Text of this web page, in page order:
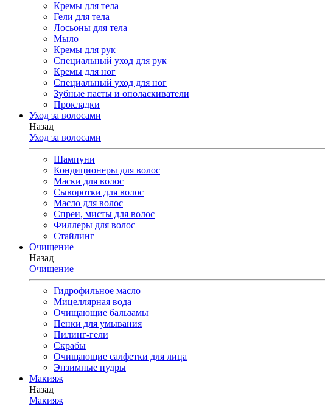
Кремы для тела
Гели для тела
Лосьоны для тела
Мыло
Кремы для рук
Специальный уход для рук
Кремы для ног
Специальный уход для ног
Зубные пасты и ополаскиватели
Прокладки
Уход за волосами
Назад
Уход за волосами
Шампуни
Кондиционеры для волос
Маски для волос
Сыворотки для волос
Масло для волос
Спреи, мисты для волос
Филлеры для волос
Стайлинг
Очищение
Назад
Очищение
Гидрофильное масло
Мицеллярная вода
Очищающие бальзамы
Пенки для умывания
Пилинг-гели
Скрабы
Очищающие салфетки для лица
Энзимные пудры
Макияж
Назад
Макияж